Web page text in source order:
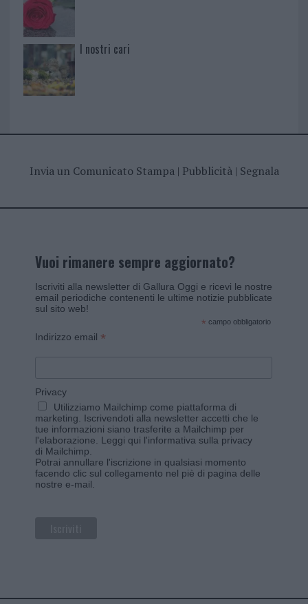
I nostri cari
Invia un Comunicato Stampa| Pubblicità| Segnala
Vuoi rimanere sempre aggiornato?
Iscriviti alla newsletter di Gallura Oggi e ricevi le nostre
email periodiche contenenti le ultime notizie pubblicate
sul sito web!
* campo obbligatorio
Indirizzo email *
Privacy
Utilizziamo Mailchimp come piattaforma di
marketing. Iscrivendoti alla newsletter accetti che le
tue informazioni siano trasferite a Mailchimp per
l'elaborazione. Leggi qui l'informativa sulla privacy
di Mailchimp
Potrai annullare l'iscrizione in qualsiasi momento
facendo clic sul collegamento nel piè di pagina delle
nostre e-mail.